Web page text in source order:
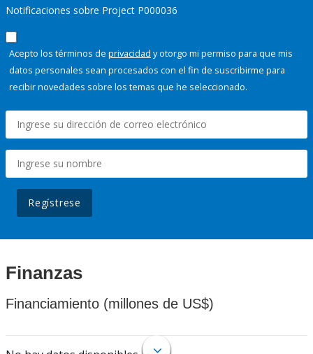
Notificaciones sobre Project P000036
Acepto los términos de privacidad y otorgo mi permiso para que mis
datos personales sean procesados con el fin de suscribirme para
recibir novedades sobre los temas que he seleccionado.
Regístrese
Finanzas
Financiamiento (millones de US$)